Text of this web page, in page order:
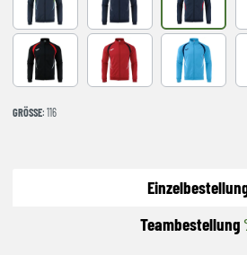
DARK NAVY AMARILLO FLUOR
NAVY-GREY NAVY-
BLACK-RED RED-BLACK SKY BLUE-
GRÖSSE : 116
Teambestellung